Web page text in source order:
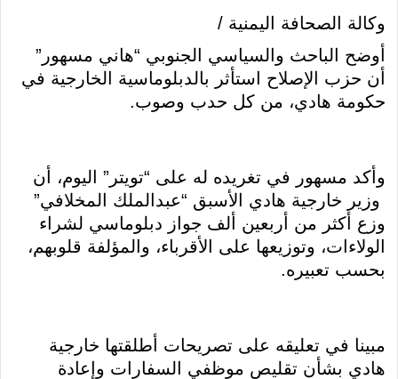
وكالة الصحافة اليمنية /
أوضح الباحث والسياسي الجنوبي “هاني مسهور”
أن حزب الإصلاح استأثر بالدبلوماسية الخارجية في
حكومة هادي، من كل حدب وصوب.
وأكد مسهور في تغريده له على “تويتر” اليوم، أن
وزير خارجية هادي الأسبق “عبدالملك المخلافي”
وزع أكثر من أربعين ألف جواز دبلوماسي لشراء
الولاءات، وتوزيعها على الأقرباء، والمؤلفة قلوبهم،
بحسب تعبيره.
مبينا في تعليقه على تصريحات أطلقتها خارجية
هادي بشأن تقليص موظفي السفارات وإعادة